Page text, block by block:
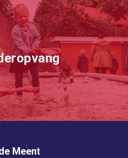
Meent